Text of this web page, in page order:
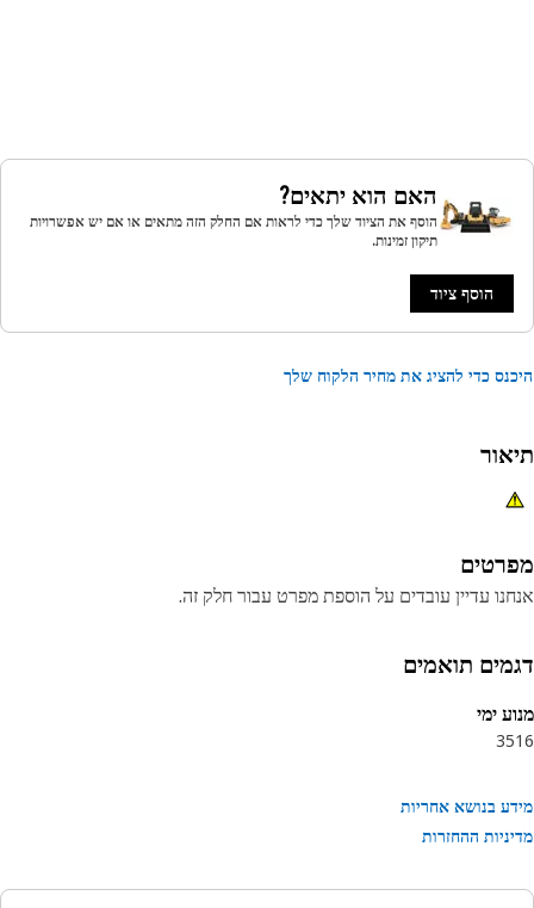
האם הוא יתאים?
הוסף את הציוד שלך כדי לראות אם החלק הזה מתאים או אם יש אפשרויות
תיקון זמינות.
הוסף ציוד
כדי להציג את מחיר הלקוח שלך
עדיין עובדים על הוספת מפרט עבור חלק זה.
תואמים
ימי
בנושא אחריות
ההחזרות